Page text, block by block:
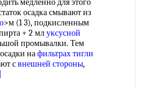
медленно для этого
осадка смывают из
>м (1 3), подкисленным
+ 2 млуксусной
промывалки. Тем
нафильтрах тигли
свнешней стороны,